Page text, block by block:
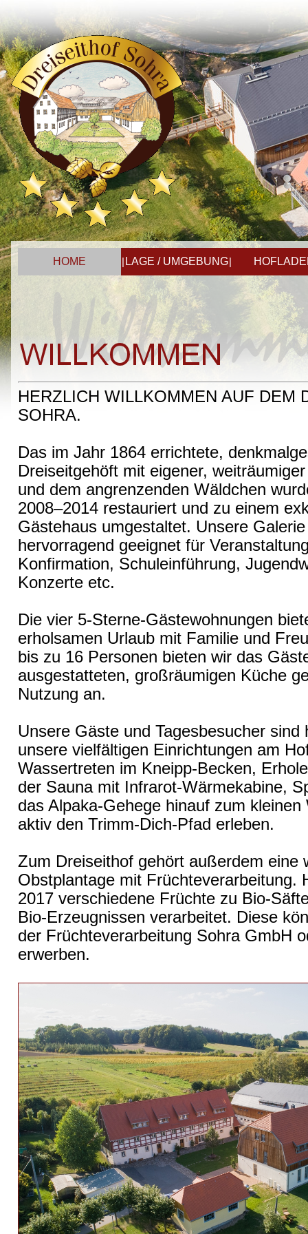
HOME | LAGE / UMGEBUNG|
HERZLICH WILLKOMMEN AUF DEM
SOHRA.
Das im Jahr 1864 errichtete,
Dreiseitgehöft mit eigener,
und dem angrenzenden Wäldchen
2008–2014 restauriert und zu einem
Gästehaus umgestaltet. Unsere
hervorragend geeignet für
Konfirmation, Schuleinführung,
Konzerte etc.
Die vier 5-Sterne-Gästewohnungen
erholsamen Urlaub mit Familie und
bis zu 16 Personen bieten wir das
ausgestatteten, großräumigen Küche
Nutzung an.
Unsere Gäste und Tagesbesucher sind
unsere vielfältigen Einrichtungen am
Wassertreten im Kneipp-Becken,
der Sauna mit Infrarot-Wärmekabine,
das Alpaka-Gehege hinauf zum kleinen
aktiv den Trimm-Dich-Pfad erleben.
Zum Dreiseithof gehört außerdem eine
Obstplantage mit Früchteverarbeitung.
2017 verschiedene Früchte zu Bio-
Bio-Erzeugnissen verarbeitet. Diese
der Früchteverarbeitung Sohra GmbH
erwerben.